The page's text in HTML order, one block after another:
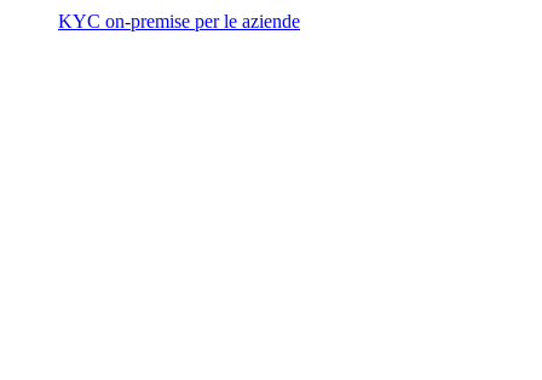
KYC on-premise per le aziende